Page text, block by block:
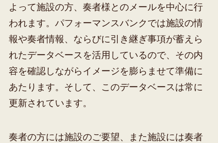
よって施設の方、奏者様とのメールを中心に行
われます。パフォーマンスバンクでは施設の情
報や奏者情報、ならびに引き継ぎ事項が蓄えら
れたデータベースを活用しているので、その内
容を確認しながらイメージを膨らませて準備に
あたります。そして、このデータベースは常に
更新されています。
奏者の方には施設のご要望、また施設には奏者